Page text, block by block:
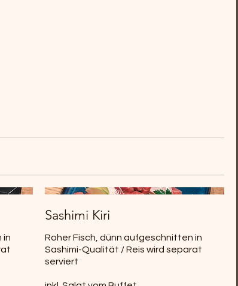
in
Sashimi Kiri
Roher Fisch, dünn aufgeschnitten in
Sashimi-Qualität / Reis wird separat
serviert